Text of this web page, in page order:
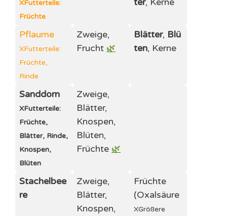
XFutterteile:
Früchte
Pflaume
XFutterteile:
Früchte,
Rinde
Zweige,
Frucht 🌿
Blätter, Blü
ten, Kerne
Sanddorn
XFutterteile:
Früchte,
Blätter, Rinde,
Knospen,
Blüten
Zweige,
Blätter,
Knospen,
Blüten,
Früchte 🌿
Stachelbee
re
Zweige,
Blätter,
Knospen,
Früchte
(Oxalsäure
XGrößere